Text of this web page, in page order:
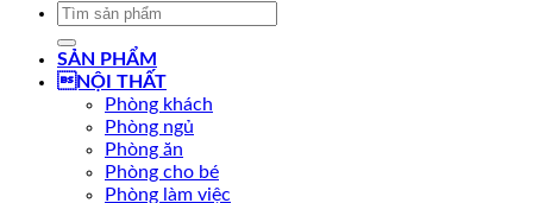
Tìm
SẢN PHẨM
NỘI THẤT
Phòng khách
Phòng ngủ
Phòng ăn
Phòng cho bé
Phòng làm việc